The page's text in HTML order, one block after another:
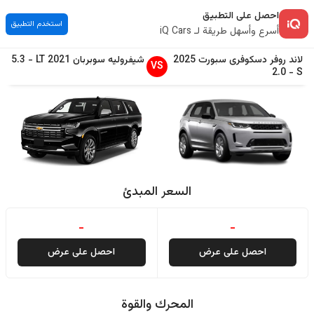
احصل على التطبيق
أسرع وأسهل طريقة لـ iQ Cars
استخدم التطبيق
لاند روفر دسکوفری سبورت2025
S
-
2.0
VS شيفروليه سوبربان 2021
LT
-
5.3
السعر المبدئ
-
احصل على عرض
-
احصل على عرض
المحرك والقوة